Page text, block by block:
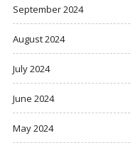
September 2024
August 2024
July 2024
June 2024
May 2024